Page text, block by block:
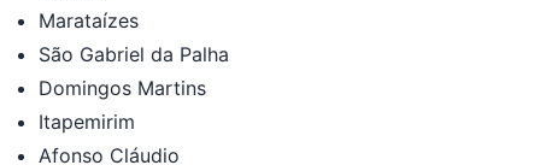
Marataízes
São Gabriel da Palha
Domingos Martins
Itapemirim
Afonso Cláudio